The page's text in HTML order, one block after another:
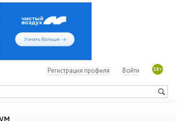
18+
Войти
Регистрация профиля